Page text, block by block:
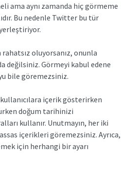
ama aynı zamanda hiç görmeme
Bu nedenle Twitter bu tür
oluyorsanız, onunla
değilsiniz. Görmeyi kabul edene
bile göremezsiniz.
içerik gösterirken
doğum tarihinizi
kullanır. Unutmayın, her iki
içerikleri göremezsiniz. Ayrıca,
için herhangi bir ayarı